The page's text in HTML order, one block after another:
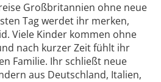
Großbritannien ohne neue
Tag werdet ihr merken,
Viele Kinder kommen ohne
nach kurzer Zeit fühlt ihr
Familie. Ihr schließt neue
aus Deutschland, Italien,